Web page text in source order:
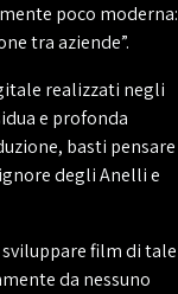
poco moderna:
tra aziende”.
realizzati negli
e profonda
basti pensare
degli Anelli e
film di tale
da nessuno